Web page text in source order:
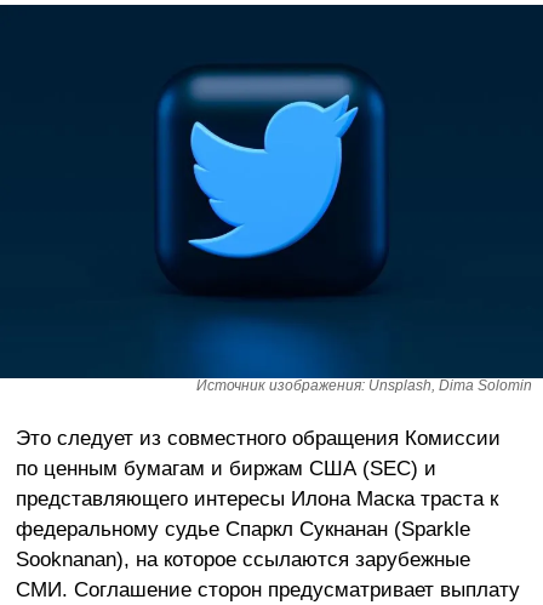
Источник изображения: Unsplash, Dima Solomin
Это следует из совместного обращения Комиссии
по ценным бумагам и биржам США (SEC) и
представляющего интересы Илона Маска траста к
федеральному судье Спаркл Сукнанан (Sparkle
Sooknanan), на которое ссылаются зарубежные
СМИ. Соглашение сторон предусматривает выплату